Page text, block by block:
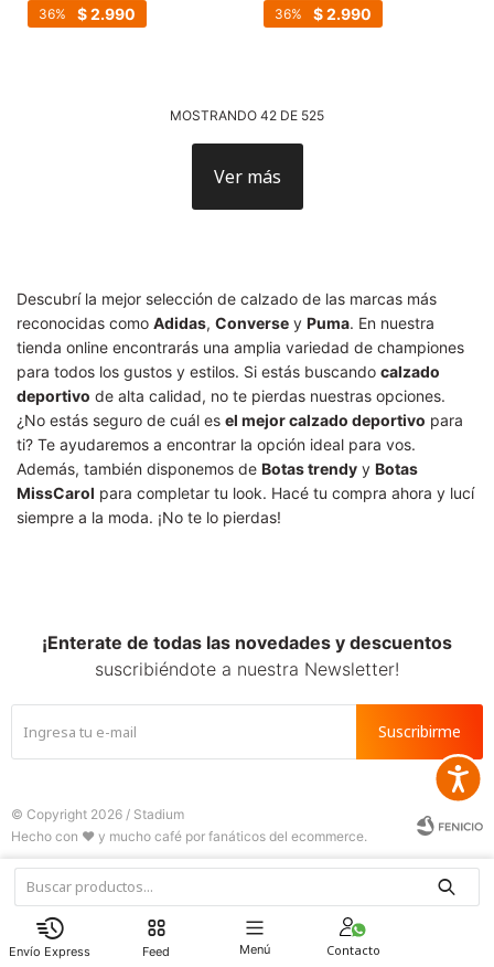
Feed Menú
$2.990
36 $2.990
36
MOSTRANDO 42 DE 525
Ver más
Descubrí la mejor selección de calzado de las marcas más
reconocidas como Adidas, Converse y Puma. En nuestra
tienda online encontrarás una amplia variedad de championes
para todos los gustos y estilos. Si estás buscando calzado
deportivo de alta calidad, no te pierdas nuestras opciones.
¿No estás seguro de cuál es el mejor calzado deportivo para
ti? Te ayudaremos a encontrar la opción ideal para vos.
Además, también disponemos de Botas trendy y Botas
MissCarol para completar tu look. Hacé tu compra ahora y lucí
siempre a la moda. ¡No te lo pierdas!
¡Enterate de todas las novedades y descuentos
suscribiéndote a nuestra Newsletter!
Suscribirme
© Copyright 2026 / Stadium
      